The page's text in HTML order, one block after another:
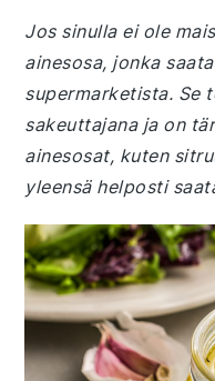
Jos sinulla ei ole
ainesosa, jonka
supermarketista. Se
sakeuttajana ja on
ainesosat, kuten
yleensä helposti